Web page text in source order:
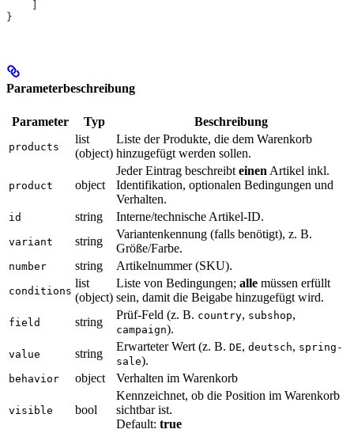
}
Parameterbeschreibung
Parameter Typ Beschreibung
products
list
(object)
Liste der Produkte, die dem Warenkorb
hinzugefügt werden sollen.
product object
Jeder Eintrag beschreibt einen Artikel inkl.
Identifikation, optionalen Bedingungen und
Verhalten.
id string Interne/technische Artikel-ID.
variant string
Variantenkennung (falls benötigt), z. B.
Größe/Farbe.
number string Artikelnummer (SKU).
conditions
list
(object)
Liste von Bedingungen; alle müssen erfüllt
sein, damit die Beigabe hinzugefügt wird.
field string
Prüf-Feld (z. B. country, subshop,
campaign).
value string
Erwarteter Wert (z. B. DE, deutsch, spring-
sale).
behavior object Verhalten im Warenkorb
visible bool
Kennzeichnet, ob die Position im Warenkorb
sichtbar ist.
Default: true